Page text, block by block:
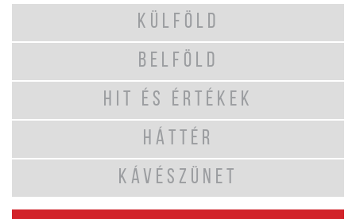
KÜLFÖLD
BELFÖLD
HIT ÉS ÉRTÉKEK
HÁTTÉR
KÁVÉSZÜNET